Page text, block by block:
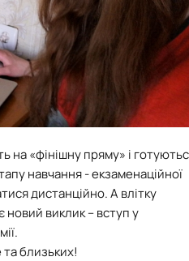
на «фінішну пряму» і
навчання - екзаменаційної
дистанційно. А влітку
новий виклик – вступ у
та близьких!